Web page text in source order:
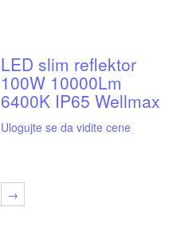
LED slim reflektor
100W 10000Lm
6400K IP65 Wellmax
Ulogujte se da vidite cene
→